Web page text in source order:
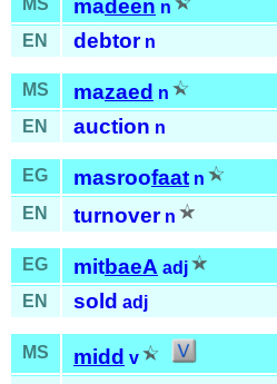
MS madeen n
EN debtor n
MS mazaed n
EN auction n
EG masroofaat n
EN turnover n
EG mitbaeA adj
EN sold adj
MS midd v